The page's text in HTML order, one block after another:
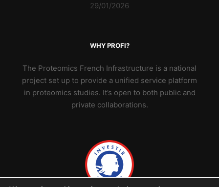
29/01/2026
WHY PROFI?
The Proteomics French Infrastructure is a national
project set up to provide a unified service platform
in proteomics studies. It’s open to both public and
private collaborations.